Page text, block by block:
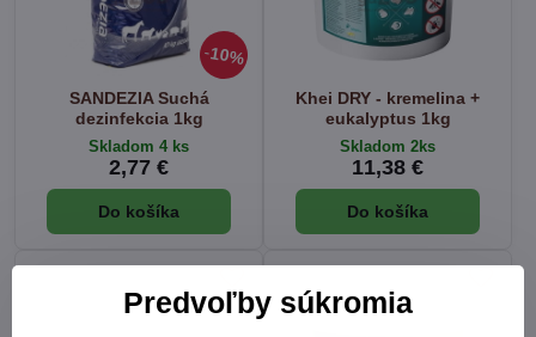
10%
SANDEZIA Suchá
dezinfekcia 1kg
Skladom 4 ks
2,77 €
Do košíka
Khei DRY - kremelina +
eukalyptus 1kg
Skladom 2ks
11,38 €
Do košíka
Predvoľby súkromia